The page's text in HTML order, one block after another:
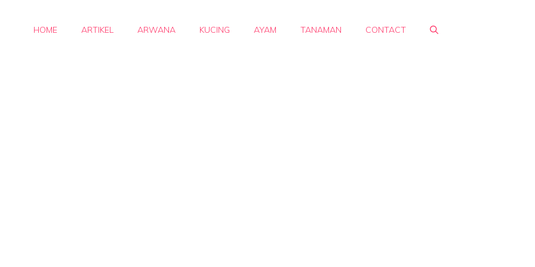
HOME ARTIKEL ARWANA KUCING AYAM TANAMAN CONTACT